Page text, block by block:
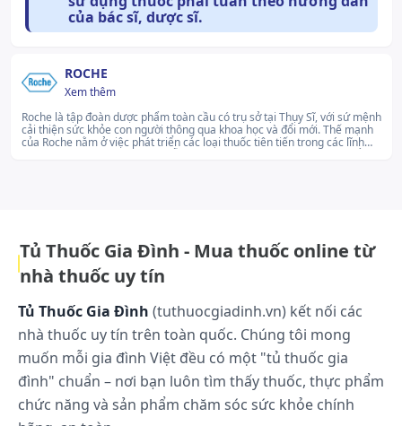
nhiễm và trong thời gian có dịch cúm) cho
người lớn và trẻ em từ 13 tuổi trở lên trong
Không thay thế cho việc
Lưu ý: Hiện nay, thuốc vẫn chưa được cấp phép điều
trị COVID-19 do chủng virus Corona mới (SARS-CoV-
Oseltamivir phosphate là tiền chất của oseltamivir
carboxylate (OC), một chất ức chế chọn lọc và có
hiệu quá men neuraminidase của virus cúm A và B.
Men này có vai trò quan trọng trong việc vừa giúp
virus xâm nhập vào những tế bào lành, vừa giúp
cho việc giải phóng các phần virus mới được tạo
thành từ các
tế bào
bị nhiễm, và do đó làm lan
nhanh quá trình nhiễm virus.
Oseltamivir carboxylate ức chế men neuraminidase
của bác sĩ, dược sĩ.
ROCHE
Xem thêm
Roche là tập đoàn dược phẩm toàn cầu có trụ sở tại Thụy Sĩ, với sứ mệnh
cải thiện sức khỏe con người thông qua khoa học và đổi mới. Thế mạnh
của Roche nằm ở việc phát triển các loại thuốc tiên tiến trong các lĩnh
Tủ Thuốc Gia Đình - Mua thuốc online từ
nhà thuốc uy tín
Tủ Thuốc Gia Đình (tuthuocgiadinh.vn) kết nối các
nhà thuốc uy tín trên toàn quốc. Chúng tôi mong
muốn mỗi gia đình Việt đều có một "tủ thuốc gia
đình" chuẩn – nơi bạn luôn tìm thấy thuốc, thực phẩm
chức năng và sản phẩm chăm sóc sức khỏe chính